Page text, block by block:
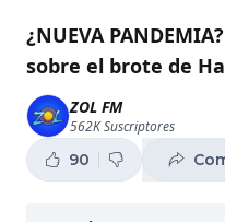
SHORTS
PODCAST
ZOL TV
¿NUEVA
sobre el brote de
ZOL FM
562KSuscriptores
90